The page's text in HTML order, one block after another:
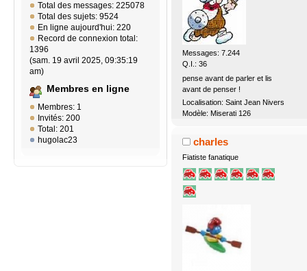
Total des messages: 225078
Total des sujets: 9524
En ligne aujourd'hui: 220
Record de connexion total:
1396
(sam. 19 avril 2025, 09:35:19
am)
Membres en ligne
Membres: 1
Invités: 200
Total: 201
hugolac23
Messages: 7.244
Q.I.: 36
pense avant de parler et lis
avant de penser !
Localisation: Saint Jean Nivers
Modèle: Miserati 126
charles
Fiatiste fanatique